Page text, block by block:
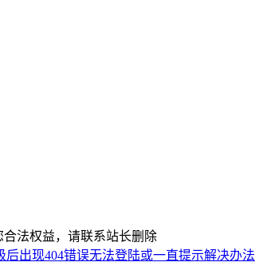
法权益，请联系站长删除
后出现404错误无法登陆或一直提示解决办法